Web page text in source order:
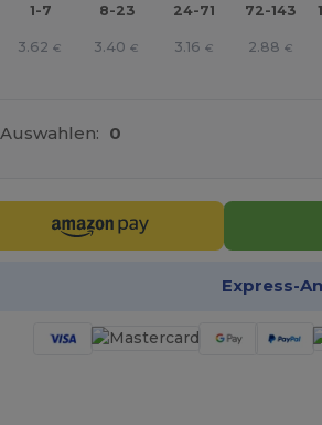
1-7 8-23 24-71 72-143
3.62 € 3.40 € 3.16 € 2.88 €
Auswahlen: 0
Express-